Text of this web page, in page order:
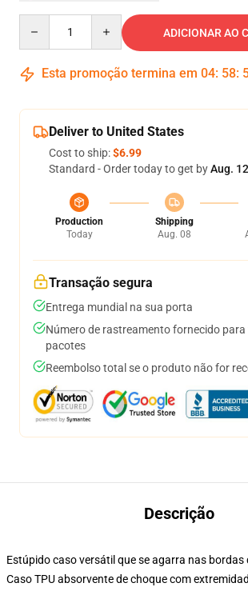
ADICIONAR AO
Esta promoção termina em 04: 58:
Deliver to United States
Cost to ship:$6.99
Standard - Order today to get byAug.
Production
Today
Shipping
Aug. 08
Transação segura
Entrega mundial na sua porta
Número de rastreamento fornecido
pacotes
Reembolso total se o produto não for
Descrição
Estúpido caso versátil que se agarra nas bordas
Caso TPU absorvente de choque com